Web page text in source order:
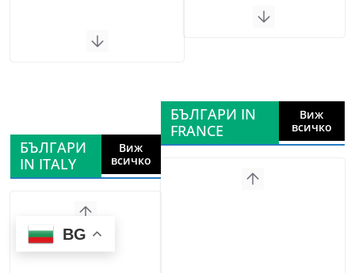
БЪЛГАРИ
IN ITALY
Виж
всичко
БЪЛГАРИ IN
FRANCE
Виж
всичко
BG